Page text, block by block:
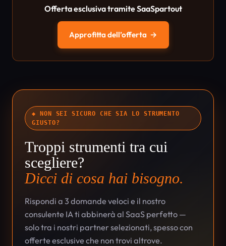
Offerta esclusiva tramite SaaSpartout
Approfitta dell’offerta →
◆ NON SEI SICURO CHE SIA LO STRUMENTO
GIUSTO?
Troppi strumenti tra cui
scegliere?
Dicci di cosa hai bisogno.
Rispondi a 3 domande veloci e il nostro
consulente IA ti abbinerà al SaaS perfetto —
solo tra i nostri partner selezionati, spesso con
offerte esclusive che non trovi altrove.